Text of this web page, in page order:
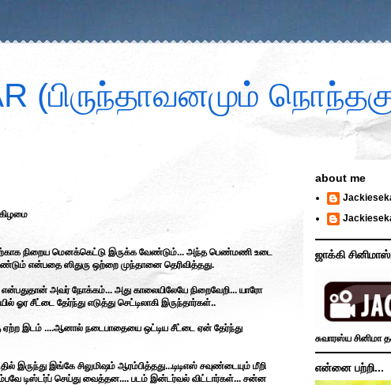
(பிருந்தாவனமும்
நிறைய மெனக்கெட்டு இருக்க வேண்டும்... அந்த பெண்மணி உடை
என்பதை ஸிதுரு ஒற்றை முந்தானை தெரிவித்தது.
என்பதுதான் அவர் நோக்கம்... அது காலையிலேயே நிறைவேறி... யாரோ
ஓர சீட்டை தேர்ந்து எடுத்து செட்டிலாகி இருந்தார்கள்..
ஏற்ற இடம் ....ஆனால் நடைபாதையை ஒட்டிய சீட்டை ஏன் தேர்ந்து
இருந்து இங்கே சிலுமிஷம் ஆரம்பித்தது...டிடிஎஸ் சவுண்டையும் மீறி
டிஸ்டர்ப் செய்து வைத்தன.... படம் இன்டர்வல் விட்டார்கள்... சன்ன
about me
ஜாக்கி
சுவாரஸ்ய சினிமா
என்னை பற்றி...